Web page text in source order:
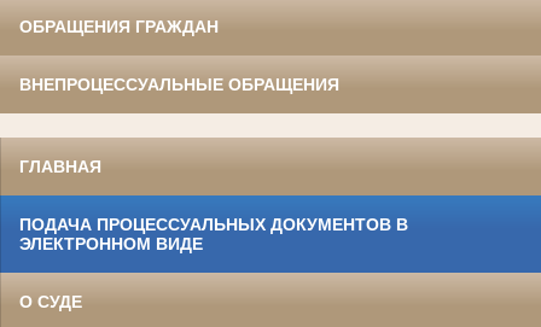
ОБРАЩЕНИЯ ГРАЖДАН
ВНЕПРОЦЕССУАЛЬНЫЕ ОБРАЩЕНИЯ
ГЛАВНАЯ
ПОДАЧА ПРОЦЕССУАЛЬНЫХ ДОКУМЕНТОВ В
ЭЛЕКТРОННОМ ВИДЕ
О СУДЕ